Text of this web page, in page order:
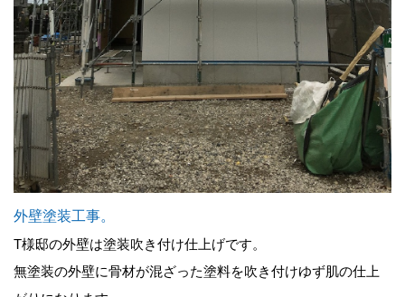
外壁塗装工事。
T様邸の外壁は塗装吹き付け仕上げです。
無塗装の外壁に骨材が混ざった塗料を吹き付けゆず肌の仕上